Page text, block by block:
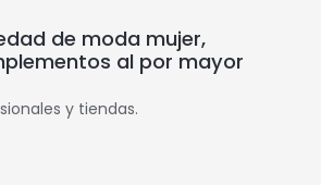
de moda mujer,
al por mayor
y tiendas.